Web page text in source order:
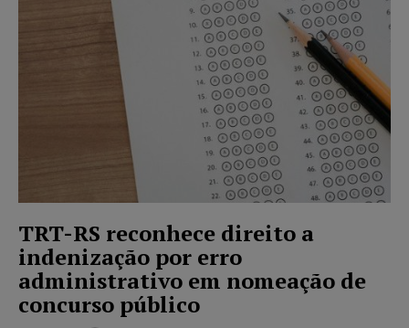
TRT-RS reconhece direito a
indenização por erro
administrativo em nomeação de
concurso público